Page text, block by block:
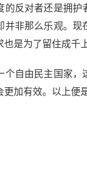
对者还是拥护者
并非那么乐观。
是为了留住成千
由民主国家，这
加有效。以上便